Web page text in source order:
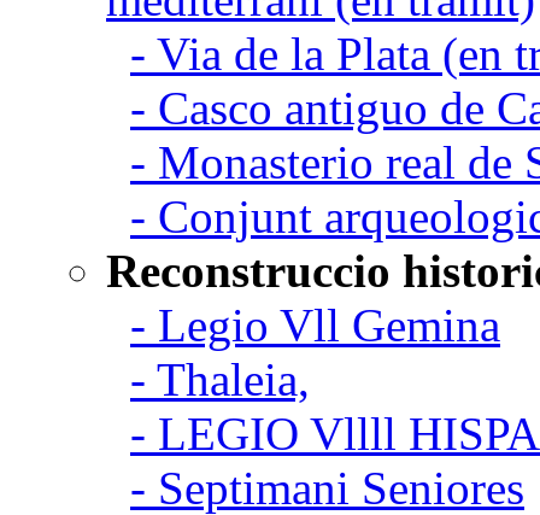
- Via de la Plata (en
- Casco antiguo de
- Monasterio real de
- Conjunt
Reconstruccio
- Legio Vll Gemina
- Thaleia,
- LEGIO Vllll
- Septimani Seniores